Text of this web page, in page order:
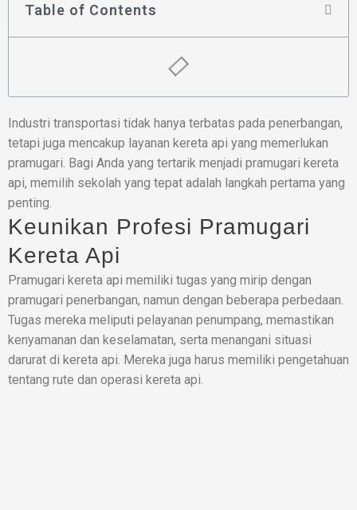
Table of Contents
Industri transportasi tidak hanya terbatas pada penerbangan,
tetapi juga mencakup layanan kereta api yang memerlukan
pramugari. Bagi Anda yang tertarik menjadi pramugari kereta
api, memilih sekolah yang tepat adalah langkah pertama yang
penting.
Keunikan Profesi Pramugari
Kereta Api
Pramugari kereta api memiliki tugas yang mirip dengan
pramugari penerbangan, namun dengan beberapa perbedaan.
Tugas mereka meliputi pelayanan penumpang, memastikan
kenyamanan dan keselamatan, serta menangani situasi
darurat di kereta api. Mereka juga harus memiliki pengetahuan
tentang rute dan operasi kereta api.